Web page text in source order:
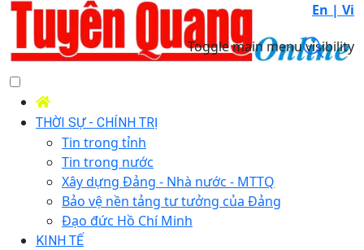
En | Vi
Toggle main menu visibility
THỜI SỰ - CHÍNH TRỊ
Tin trong tỉnh
Tin trong nước
Xây dựng Đảng - Nhà nước - MTTQ
Bảo vệ nền tảng tư tưởng của Đảng
Đạo đức Hồ Chí Minh
KINH TẾ